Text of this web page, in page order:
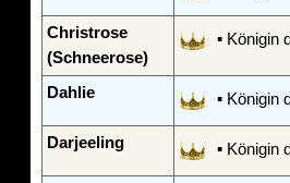
Christrose
(Schneerose)
▪ Königin
Dahlie ▪ Königin
Darjeeling ▪ Königin